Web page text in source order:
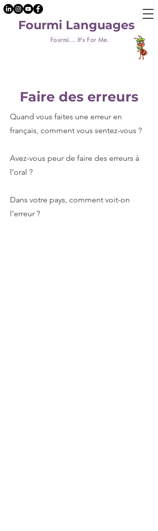
Fourmi... It's For Me.
Fourmi Languages
Faire des erreurs
Quand vous faites une erreur en
français, comment vous sentez-vous ?
Avez-vous peur de faire des erreurs à
l’oral ?
Dans votre pays, comment voit-on
l’erreur ?